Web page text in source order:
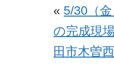
« 5/30（
の完成現
田市木曽